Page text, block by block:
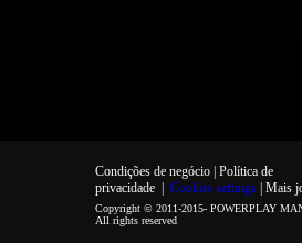
Condições de negócio | Política de
privacidade| Cookies settings | Mais
Copyright © 2011-2015- POWERPLAY
All rights reserved